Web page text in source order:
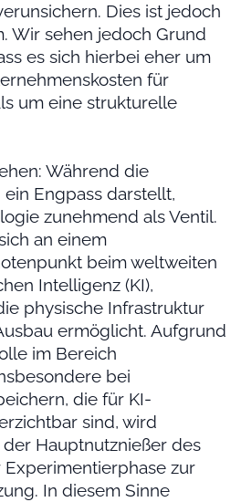
Dies ist jedoch
Wir sehen jedoch Grund
es sich hierbei eher um
für
um eine strukturelle
Während die
Engpass darstellt,
zunehmend als Ventil.
an einem
beim weltweiten
Intelligenz (KI),
physische Infrastruktur
ermöglicht. Aufgrund
im Bereich
bei
die für KI-
sind, wird
Hauptnutznießer des
zur
In diesem Sinne